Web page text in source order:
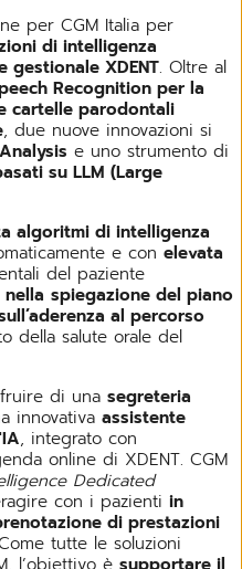
per CGM Italia per
di intelligenza
XDENT. Oltre al
Recognition per la
cartelle parodontali
, due nuove innovazioni si
e uno strumento di
su LLM (Large
algoritmi di intelligenza
e con elevata
del paziente
spiegazione del piano
al percorso
della salute orale del
di una segreteria
innovativa assistente
, integrato con
online di XDENT. CGM
Dedicated
con i pazienti in
di prestazioni
tutte le soluzioni